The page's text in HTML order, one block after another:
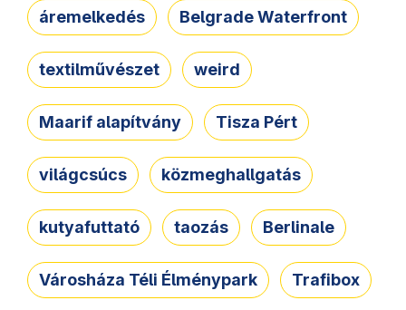
áremelkedés Belgrade Waterfront
textilművészet weird
Maarif alapítvány Tisza Pért
világcsúcs közmeghallgatás
kutyafuttató taozás Berlinale
Városháza Téli Élménypark Trafibox